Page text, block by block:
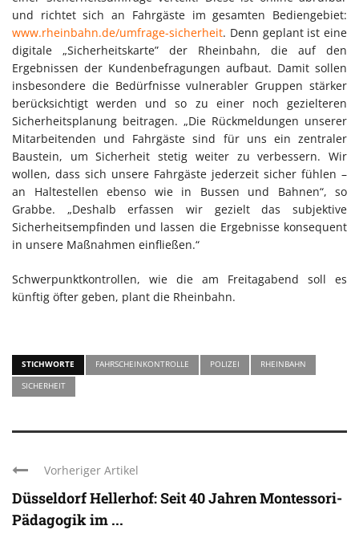
und richtet sich an Fahrgäste im gesamten Bediengebiet:
www.rheinbahn.de/umfrage-sicherheit. Denn geplant ist eine
digitale „Sicherheitskarte” der Rheinbahn, die auf den
Ergebnissen der Kundenbefragungen aufbaut. Damit sollen
insbesondere die Bedürfnisse vulnerabler Gruppen stärker
berücksichtigt werden und so zu einer noch gezielteren
Sicherheitsplanung beitragen. „Die Rückmeldungen unserer
Mitarbeitenden und Fahrgäste sind für uns ein zentraler
Baustein, um Sicherheit stetig weiter zu verbessern. Wir
wollen, dass sich unsere Fahrgäste jederzeit sicher fühlen –
an Haltestellen ebenso wie in Bussen und Bahnen“, so
Grabbe. „Deshalb erfassen wir gezielt das subjektive
Sicherheitsempfinden und lassen die Ergebnisse konsequent
in unsere Maßnahmen einfließen.“
Schwerpunktkontrollen, wie die am Freitagabend soll es
künftig öfter geben, plant die Rheinbahn.
STICHWORTE FAHRSCHEINKONTROLLE POLIZEI
RHEINBAHN
SICHERHEIT
Vorheriger Artikel
Düsseldorf Hellerhof: Seit 40 Jahren Montessori-
Pädagogik im ...